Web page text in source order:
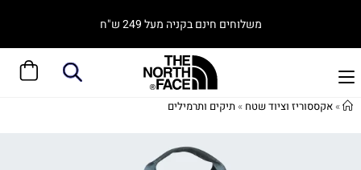
משלוחים חינם בקניה מעל 249 ש"ח
»אקססוריז וציוד שטח »תיקים ותרמילים